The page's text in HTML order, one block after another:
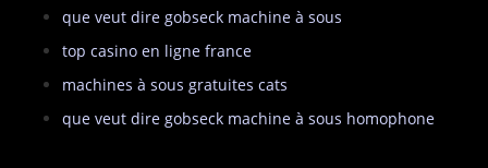
que veut dire gobseck machine à sous
top casino en ligne france
machines à sous gratuites cats
que veut dire gobseck machine à sous homophone